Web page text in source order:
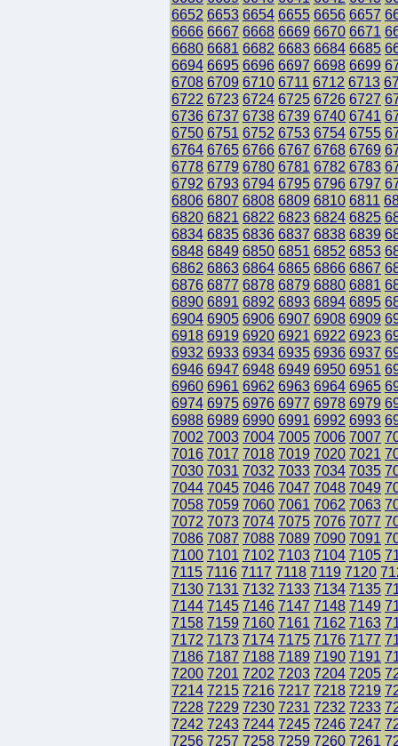
6652 6653 6654 6655 6656 6657
6666 6667 6668 6669 6670 6671
6680 6681 6682 6683 6684 6685
6694 6695 6696 6697 6698 6699
6708 6709 6710 6711 6712 6713
6722 6723 6724 6725 6726 6727
6736 6737 6738 6739 6740 6741
6750 6751 6752 6753 6754 6755
6764 6765 6766 6767 6768 6769
6778 6779 6780 6781 6782 6783
6792 6793 6794 6795 6796 6797
6806 6807 6808 6809 6810 6811
6820 6821 6822 6823 6824 6825
6834 6835 6836 6837 6838 6839
6848 6849 6850 6851 6852 6853
6862 6863 6864 6865 6866 6867
6876 6877 6878 6879 6880 6881
6890 6891 6892 6893 6894 6895
6904 6905 6906 6907 6908 6909
6918 6919 6920 6921 6922 6923
6932 6933 6934 6935 6936 6937
6946 6947 6948 6949 6950 6951
6960 6961 6962 6963 6964 6965
6974 6975 6976 6977 6978 6979
6988 6989 6990 6991 6992 6993
7002 7003 7004 7005 7006 7007
7016 7017 7018 7019 7020 7021
7030 7031 7032 7033 7034 7035
7044 7045 7046 7047 7048 7049
7058 7059 7060 7061 7062 7063
7072 7073 7074 7075 7076 7077
7086 7087 7088 7089 7090 7091
7100 7101 7102 7103 7104 7105
7115 7116 7117 7118 7119 7120
7130 7131 7132 7133 7134 7135
7144 7145 7146 7147 7148 7149
7158 7159 7160 7161 7162 7163
7172 7173 7174 7175 7176 7177
7186 7187 7188 7189 7190 7191
7200 7201 7202 7203 7204 7205
7214 7215 7216 7217 7218 7219
7228 7229 7230 7231 7232 7233
7242 7243 7244 7245 7246 7247
7256 7257 7258 7259 7260 7261